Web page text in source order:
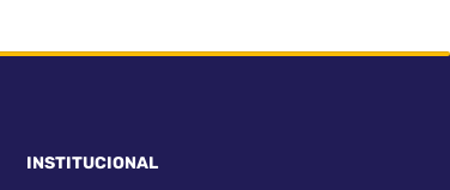
INSTITUCIONAL